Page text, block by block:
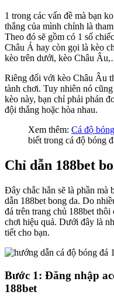
1 trong các vấn đề mà bạn
thắng của mình chính là
Theo đó sẽ gồm có 1 số
Châu Á hay còn gọi là kèo
kèo trên dưới, kèo Châu
Riêng đối với kèo Châu Âu
tành chơi. Tuy nhiên nó
kèo này, bạn chỉ phải phán
đội thắng hoặc hòa nhau.
Xem thêm: Cá độ
biết trong cá độ bóng
Chỉ dẫn 188bet
Đây chắc hẳn sẽ là phần mà
dẫn 188bet bong da. Do
đá trên trang chủ 188bet
chơi hiệu quả. Dưới đây là
tiết cho bạn.
Bước 1: Đăng nhập
188bet